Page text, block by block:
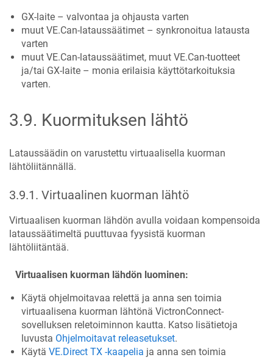
GX-laite – valvontaa ja ohjausta varten
muut VE.Can-lataussäätimet – synkronoitua latausta
varten
muut VE.Can-lataussäätimet, muut VE.Can-tuotteet
ja/tai GX-laite – monia erilaisia käyttötarkoituksia
varten.
3.9. Kuormituksen lähtö
Lataussäädin on varustettu virtuaalisella kuorman
lähtöliitännällä.
3.9.1 . Virtuaalinen kuorman lähtö
Virtuaalisen kuorman lähdön avulla voidaan kompensoida
lataussäätimeltä puuttuvaa fyysistä kuorman
lähtöliitäntää.
Virtuaalisen kuorman lähdön luominen:
Käytä ohjelmoitavaa relettä ja anna sen toimia
virtuaalisena kuorman lähtönä VictronConnect-
sovelluksen reletoiminnon kautta. Katso lisätietoja
luvusta Ohjelmoitavat releasetukset.
Käytä VE.Direct TX -kaapelia ja anna sen toimia